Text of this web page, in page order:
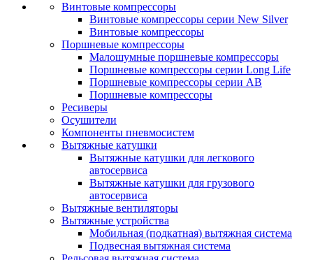
Винтовые компрессоры
Винтовые компрессоры серии New Silver
Винтовые компрессоры
Поршневые компрессоры
Малошумные поршневые компрессоры
Поршневые компрессоры серии Long Life
Поршневые компрессоры серии AB
Поршневые компрессоры
Ресиверы
Осушители
Компоненты пневмосистем
Вытяжные катушки
Вытяжные катушки для легкового
автосервиса
Вытяжные катушки для грузового
автосервиса
Вытяжные вентиляторы
Вытяжные устройства
Мобильная (подкатная) вытяжная система
Подвесная вытяжная система